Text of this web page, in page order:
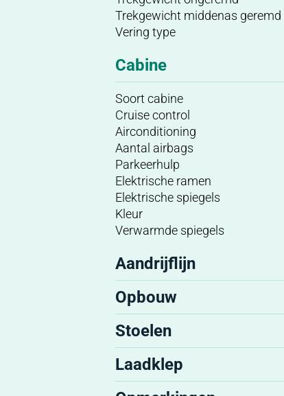
Trekgewicht middenas geremd
Vering type
Cabine
Soort cabine
Cruise control
Airconditioning
Aantal airbags
Parkeerhulp
Elektrische ramen
Elektrische spiegels
Kleur
Verwarmde spiegels
Aandrijflijn
Opbouw
Stoelen
Laadklep